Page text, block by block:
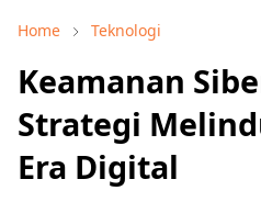
Home Teknologi
Keamanan
Strategi
Era Digital